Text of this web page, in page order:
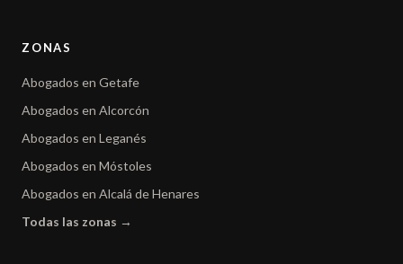
ZONAS
Abogados en Getafe
Abogados en Alcorcón
Abogados en Leganés
Abogados en Móstoles
Abogados en Alcalá de Henares
Todas las zonas →